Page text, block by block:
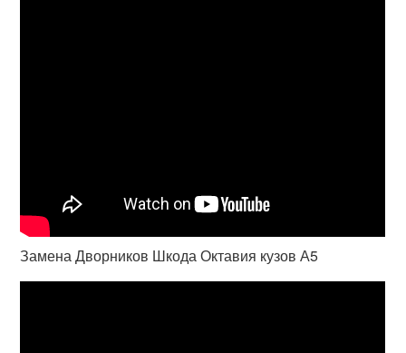
Замена Дворников Шкода Октавия кузов А5